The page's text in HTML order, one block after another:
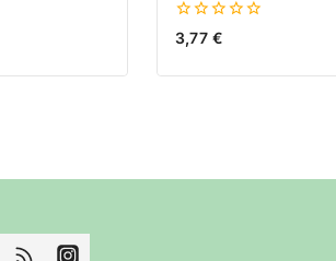
0
z
3,77€